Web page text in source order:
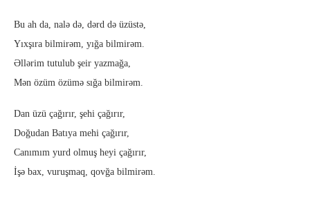
Bu ah da, nalə də, dərd də üzüstə,
Yıxşıra bilmirəm, yığa bilmirəm.
Əllərim tutulub şeir yazmağa,
Mən özüm özümə sığa bilmirəm.
Dan üzü çağırır, şehi çağırır,
Doğudan Batıya mehi çağırır,
Canımım yurd olmuş heyi çağırır,
İşə bax, vuruşmaq, qovğa bilmirəm.